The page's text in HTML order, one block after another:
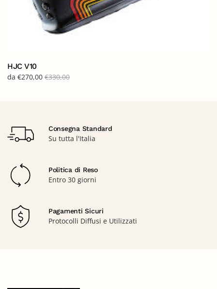
HJC V10
da €270,00 €330,00
Consegna Standard
Su tutta l'Italia
Politica di Reso
Entro 30 giorni
Pagamenti Sicuri
Protocolli Diffusi e Utilizzati